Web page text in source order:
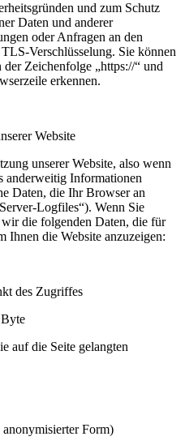
und zum Schutz
Daten und anderer
oder Anfragen an den
Verschlüsselung. Sie können
Zeichenfolge „https://“ und
erkennen.
Website
unserer Website, also wenn
anderweitig Informationen
Daten, die Ihr Browser an
Logfiles“). Wenn Sie
die folgenden Daten, die für
Ihnen die Website anzuzeigen:
des Zugriffes
auf die Seite gelangten
Form)